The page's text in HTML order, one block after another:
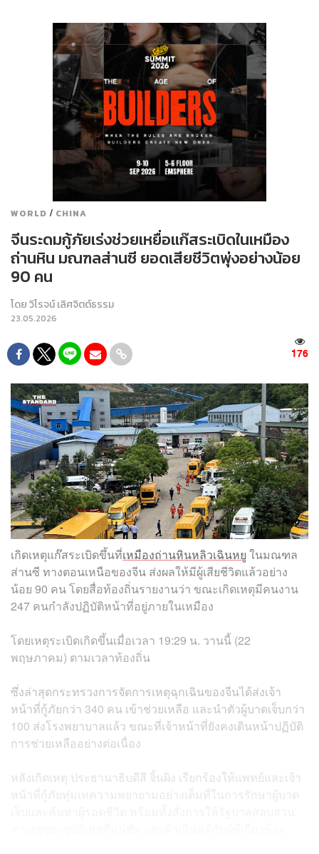
WORLD / CHINA
จีนระดมกู้ภัยเร่งช่วยเหยื่อแก๊สระเบิดในเหมือง
ถ่านหิน มณฑลส่านซี ยอดเสียชีวิตพุ่งอย่างน้อย
90 คน
โดยวิโรจน์ เลิศจิตต์ธรรม
23.05.2026
176
เกิดเหตุแก๊สระเบิดขึ้นที่เหมืองถ่านหินหลิวเฉินหยู ในมณฑล
ส่านซี ทางตอนเหนือของจีน ส่งผลให้มีผู้เสียชีวิตแล้วอย่าง
น้อย 90 คน โดยสื่อท้องถิ่นรายงานว่า ขณะเกิดเหตุมีคนงาน
247 คนกำลังปฏิบัติหน้าที่อยู่ภายในเหมือง
โดยเหตุระเบิดเกิดขึ้นเมื่อเวลา 19:29 น. วานนี้ (22
พฤษภาคม) ตามเวลาท้องถิ่น
ซึ่งล่าสุดกระทรวงการจัดการเหตุฉุกเฉินของจีนได้ส่งเจ้า
หน้าที่กู้ภัยกว่า 340 คน เข้าช่วยเหลือ และนำตัวผู้บาดเจ็บกว่า
100 ส่งโรงพยาบาลแล้ว ขณะที่เจ้าหน้าที่ยังคงเดินหน้าปฏิบัติ
การช่วยเหลืออย่างต่อเนื่อง
หลังเกิดเหตุ ประธานาธิบดีสี จิ้นผิง เรียกร้องให้แพทย์และเจ้า
หน้าที่กู้ภัยทุ่มเทความพยายามอย่างเต็มที่ในการรักษาผู้บาด